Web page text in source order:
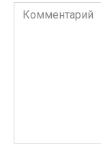
Комментарий